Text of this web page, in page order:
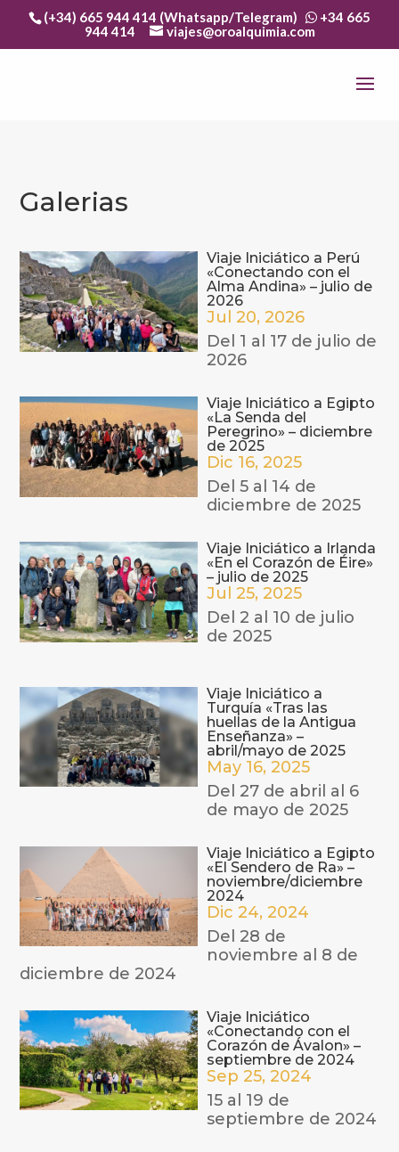
(+34) 665 944 414 (Whatsapp/Telegram)
+34 665
944 414
viajes@oroalquimia.com
Galerias
Viaje Iniciático a Perú
«Conectando con el
Alma Andina» – julio de
2026
Jul 20, 2026
Del 1 al 17 de julio de
2026
Viaje Iniciático a Egipto
«La Senda del
Peregrino» – diciembre
de 2025
Dic 16, 2025
Del 5 al 14 de
diciembre de 2025
Viaje Iniciático a Irlanda
«En el Corazón de Éire»
– julio de 2025
Jul 25, 2025
Del 2 al 10 de julio
de 2025
Viaje Iniciático a
Turquía «Tras las
huellas de la Antigua
Enseñanza» –
abril/mayo de 2025
May 16, 2025
Del 27 de abril al 6
de mayo de 2025
Viaje Iniciático a Egipto
«El Sendero de Ra» –
noviembre/diciembre
2024
Dic 24, 2024
Del 28 de
noviembre al 8 de
diciembre de 2024
Viaje Iniciático
«Conectando con el
Corazón de Ávalon» –
septiembre de 2024
Sep 25, 2024
15 al 19 de
septiembre de 2024